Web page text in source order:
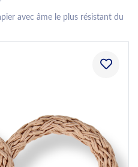
avec âme le plus résistant du